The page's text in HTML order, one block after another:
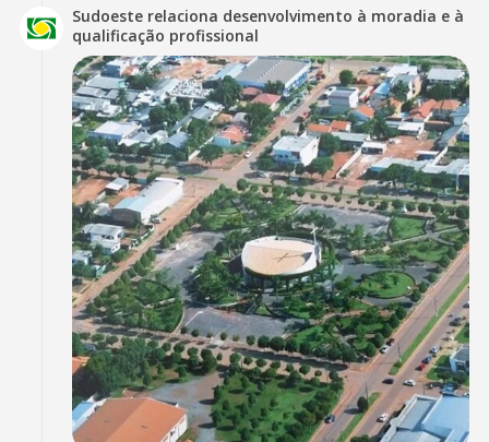
Sudoeste relaciona desenvolvimento à moradia e à
qualificação profissional